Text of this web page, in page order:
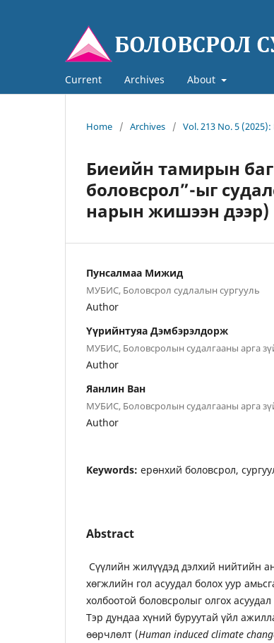
Current Archives About
Home / Archives / Vol. 213 No. 5
Биеийн тамирын
боловсрол”-ыг
нарын жишээн дээр)
Пунсалмаа Мижид
МУБИС, Боловсрол судлалын сургууль
Author
Үүрийнтуяа Дэмбэрэлдорж
МУБИС, Боловсролын судалгааны арга
Author
Яанлин Ван
МУБИС, Боловсролын судалгааны арга
Author
Keywords: ерөнхий боловсрол,
Abstract
Сүүлийн жилүүдэд дэлхий нийтийн
хөгжлийн гол асуудал болох уур
холбоотой боловсролыг олгох
Тэр дундаа хүний буруутай үйл
өөрчлөлт (Human induced climate